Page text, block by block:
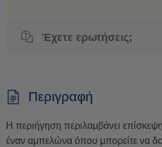
'Εχετε ερωτήσεις;
Περιγραφή
Η περιήγηση περιλαμβάνει
έναν αμπελώνα όπου μπορείτε να